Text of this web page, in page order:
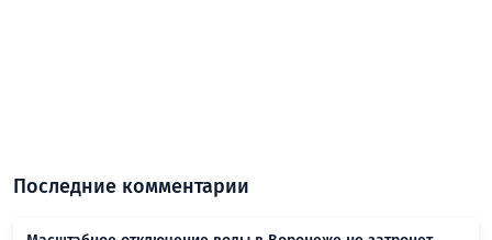
Последние комментарии